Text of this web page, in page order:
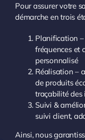
Pour assurer votre
démarche en trois
Planification
fréquences et
personnalisé
Réalisation –
de produits
traçabilité des
Suivi &
suivi client,
Ainsi, nous